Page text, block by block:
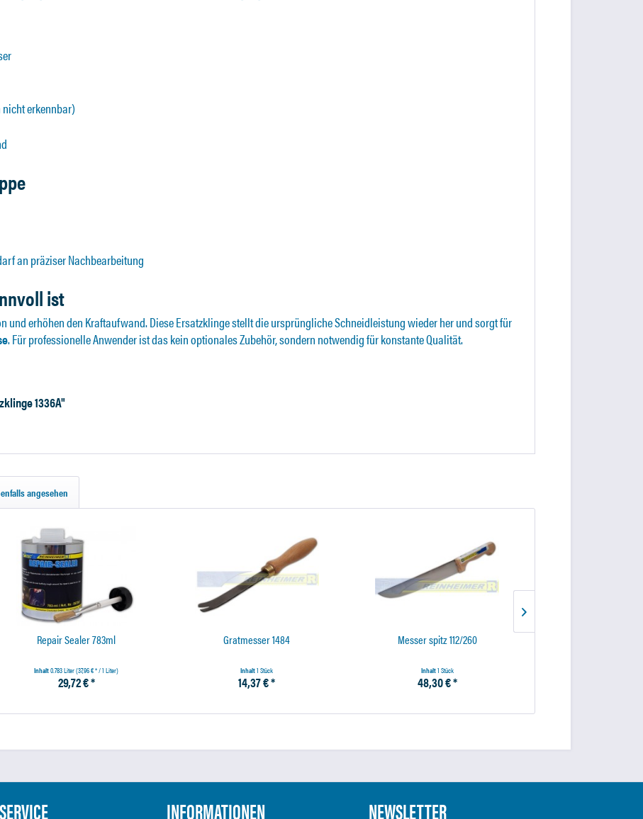
erkennbar)
an präziser Nachbearbeitung
ist
und erhöhen den Kraftaufwand. Diese Ersatzklinge stellt die ursprüngliche Schneidleistung wieder her und sorgt für
. Für professionelle Anwender ist das kein optionales Zubehör, sondern notwendig für konstante Qualität.
1336A"
angesehen
Repair Sealer 783ml
Inhalt0.783 Liter(37,96 € * / 1 Liter)
29,72 € *
Gratmesser 1484
Inhalt1 Stück
14,37 € *
Messer spitz 112/260
Inhalt1 Stück
48,30 € *
INFORMATIONEN NEWSLETTER